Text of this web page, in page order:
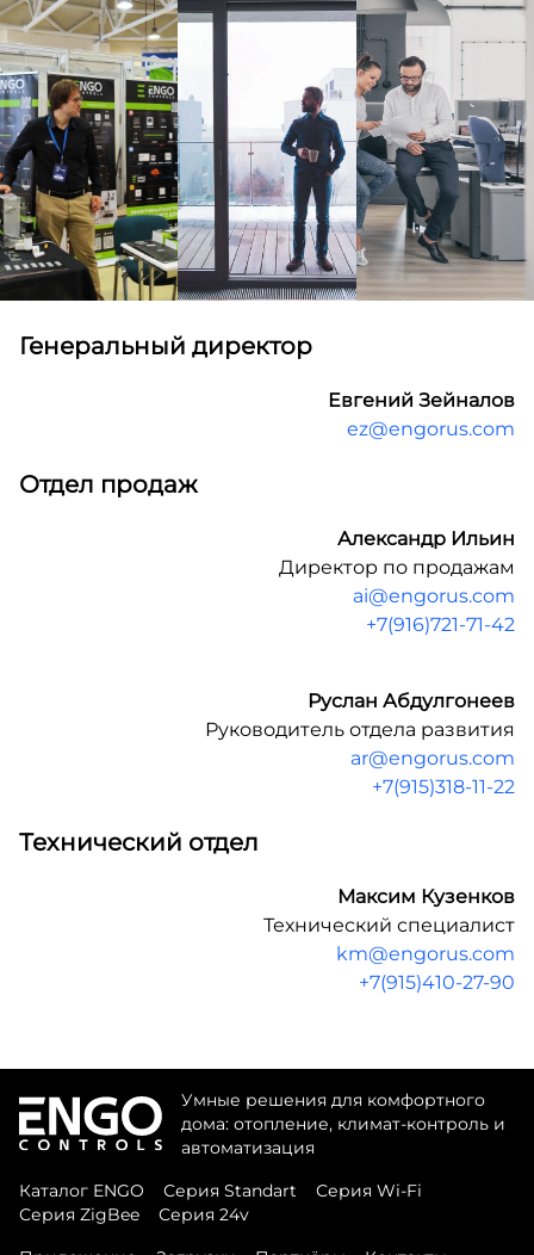
Генеральный директор
Евгений Зейналов
ez@engorus.com
Отдел продаж
Александр Ильин
Директор по продажам
ai@engorus.com
+7(916)721-71-42
Руслан Абдулгонеев
Руководитель отдела развития
ar@engorus.com
+7(915)318-11-22
Технический отдел
Максим Кузенков
Технический специалист
km@engorus.com
+7(915)410-27-90
Умные решения для комфортного
дома: отопление, климат-контроль и
автоматизация
Каталог ENGO
Серия Standart
Серия Wi-Fi
Серия ZigBee
Серия 24v